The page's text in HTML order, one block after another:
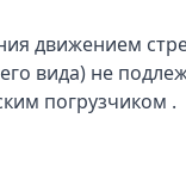
движением
вида) не
погрузчиком .